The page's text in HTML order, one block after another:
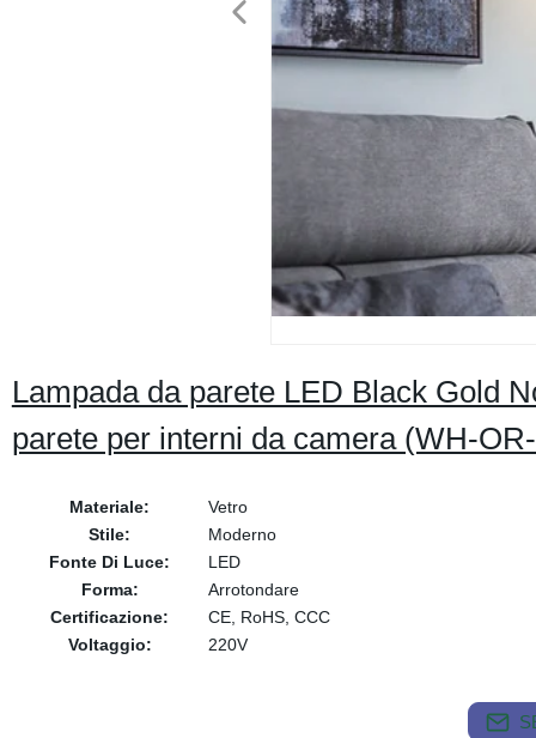
Lampada da parete LED Black Gold
parete per interni da camera (WH-
Materiale:
Vetro
Stile:
Moderno
Fonte Di Luce:
LED
Forma:
Arrotondare
Certificazione:
CE, RoHS, CCC
Voltaggio:
220V